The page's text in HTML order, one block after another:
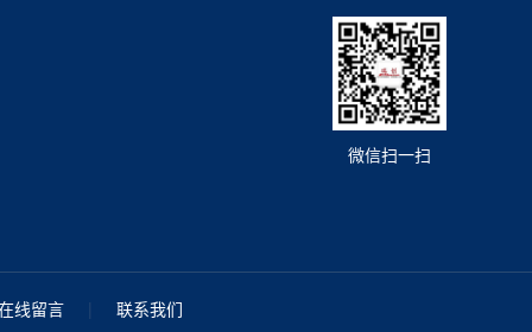
微信扫一扫
线留言 | 联系我们